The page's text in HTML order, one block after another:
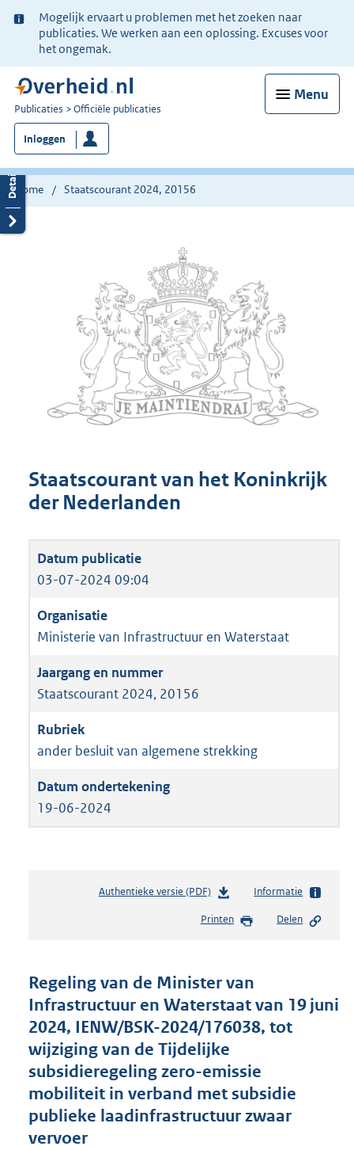
Ter
informatie:
Mogelijk ervaart u problemen met het zoeken naar
publicaties. We werken aan een oplossing. Excuses voor
het ongemak.
Menu
U
bent
nu
hier:
Publicaties Officiële publicaties
Inloggen
Home Staatscourant 2024, 20156
Staatscourant van het Koninkrijk
der Nederlanden
03-07-2024 09:04
Ministerie van Infrastructuur en Waterstaat
Staatscourant 2024, 20156
ander besluit van algemene strekking
19-06-2024
Authentieke versie (PDF)b
s
d
s
g
r
o
o
t
e
Informatie
Printen Delen
Regeling van de Minister van
Infrastructuur en Waterstaat van 19 juni
2024, IENW/BSK-2024/176038, tot
wijziging van de Tijdelijke
subsidieregeling zero-emissie
mobiliteit in verband met subsidie
publieke laadinfrastructuur zwaar
vervoer